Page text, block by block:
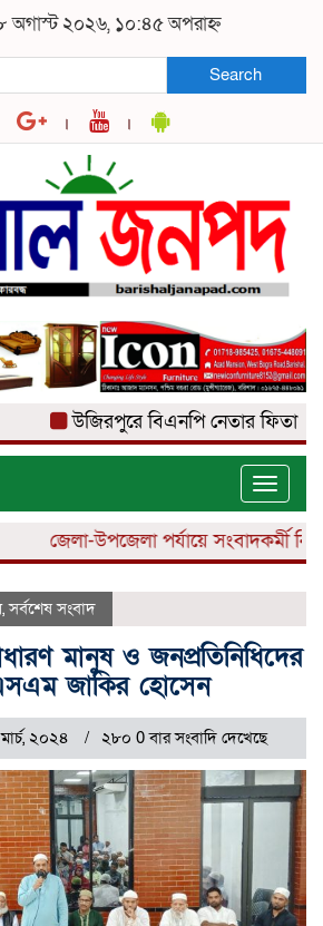
অগাস্ট ২০২৬, ১০:৪৫ অপরাহ্ন
Search
উজিরপুরে বিএনপি নেতার ফিতা
Toggle
জেলা-উপজেলা পর্যায়ে সংবাদকর্মী নিয়োগ
,সর্বশেষ সংবাদ
মানুষ ও জনপ্রতিনিধিদের
জাকির হোসেন
২০২৪ ২৮০ 0 বার সংবাদি দেখেছে